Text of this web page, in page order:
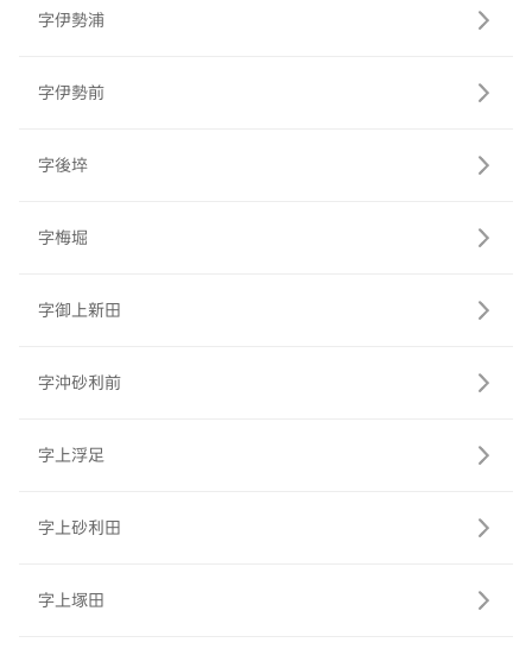
字伊勢浦
字伊勢前
字後埣
字梅堀
字御上新田
字沖砂利前
字上浮足
字上砂利田
字上塚田